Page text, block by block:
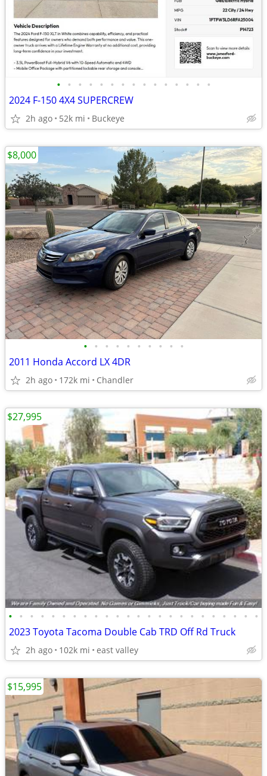
• • • • • • • • • • • • • • •
2024 F-150 4X4 SUPERCREW
2h ago 52k mi Buckeye
• • • • • • • • • •
2011 Honda Accord LX 4DR
2h ago 172k mi Chandler
$8,000
• • • • • • • • • • • • • • • • • • • • • • • •
2023 Toyota Tacoma Double Cab TRD Off Rd Truck
2h ago 102k mi east valley
$27,995
$15,995